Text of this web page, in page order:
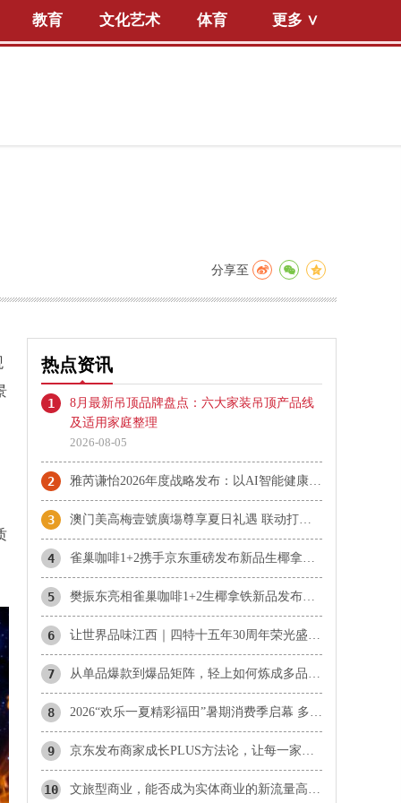
教育 文化艺术 体育 更多 ∨
分享至
热点资讯
1
8月最新吊顶品牌盘点：六大家装吊顶产品线
及适用家庭整理
2026-08-05
2 雅芮谦怡2026年度战略发布：以AI智能健康穿戴，打造美体知名品牌
3 澳门美高梅壹號廣塲尊享夏日礼遇 联动打造盛夏狂欢
4 雀巢咖啡1+2携手京东重磅发布新品生椰拿铁，共同探索咖啡消费新体验
5 樊振东亮相雀巢咖啡1+2生椰拿铁新品发布会，共启“更好喝椰”新体验
6 让世界品味江西｜四特十五年30周年荣光盛典圆满落幕
7 从单品爆款到爆品矩阵，轻上如何炼成多品类爆品“收割机”？
8 2026“欢乐一夏精彩福田”暑期消费季启幕 多家商圈联动打造夏日微醺与潮玩盛宴
9 京东发布商家成长PLUS方法论，让每一家店铺的增长有径可循
10 文旅型商业，能否成为实体商业的新流量高地？